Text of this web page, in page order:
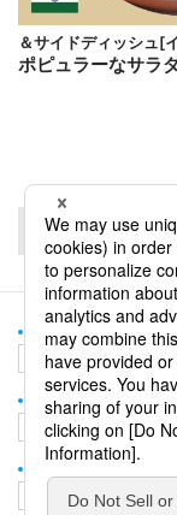
＆サイドディッシュ[
ポピュラーなサラ
＆and TOP
＆and TOP
誌面＆andのバックナ
誌面＆andのバックナンバ
お問い合わせ